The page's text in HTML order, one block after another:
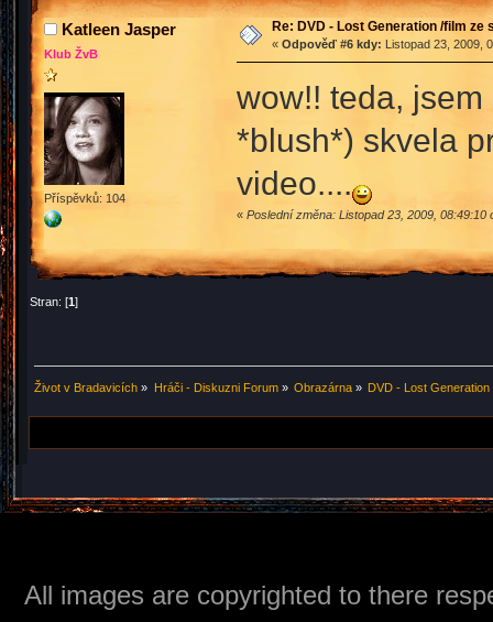
Katleen Jasper
Klub ŽvB
Příspěvků: 104
Re: DVD - Lost Generation /film ze
« Odpověď #6 kdy: Listopad 23, 2009,
wow!! teda,
*blush*) skvela
video....
« Poslední změna: Listopad 23, 2009, 08:49:10
Stran: [1]
Život v Bradavicích » Hráči - Diskuzni Forum» Obrazárna» DVD - Lost
All images are copyrighted to there